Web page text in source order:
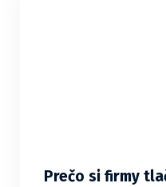
Prečo si firmy